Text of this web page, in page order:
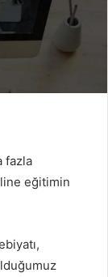
fazla
eğitimin